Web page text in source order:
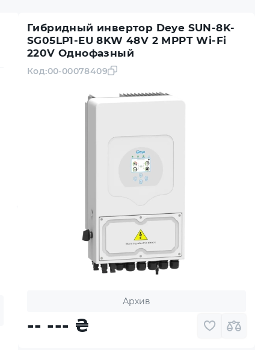
Гибридный инвертор Deye SUN-8K-
SG05LP1-EU 8KW 48V 2 MPPT Wi-Fi
220V Однофазный
Код:00-00078409
Архив
-- --- ₴